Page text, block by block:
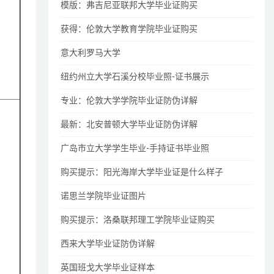
模版：弗吉尼亚联邦大学毕业证购买
获得：伦敦大学教育学院毕业证购买
意大利罗马大学
纽约州立大学石溪分校毕业照-证书展示
专业：伦敦大学学院毕业证防伪详解
最新：北安普顿大学毕业证防伪详解
广岛市立大学学生毕业-手持证书毕业照
购买提示：阳光海岸大学毕业证是什么样子
诺思兰学院毕业证图片
购买提示：洛桑联邦理工学院毕业证购买
西来大学毕业证防伪详解
英国班戈大学毕业证样本